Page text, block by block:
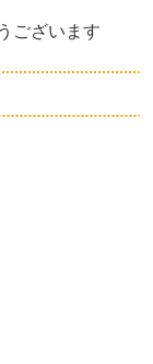
ございます